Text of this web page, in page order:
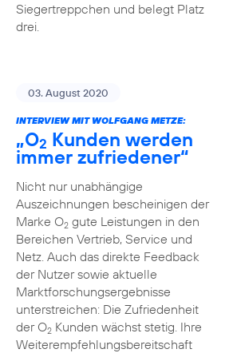
Siegertreppchen und belegt Platz
drei.
03. August 2020
INTERVIEW MIT WOLFGANG METZE:
„O2 Kunden werden
immer zufriedener“
Nicht nur unabhängige
Auszeichnungen bescheinigen der
Marke O2gute Leistungen in den
Bereichen Vertrieb, Service und
Netz. Auch das direkte Feedback
der Nutzer sowie aktuelle
Marktforschungsergebnisse
unterstreichen: Die Zufriedenheit
der O2Kunden wächst stetig. Ihre
Weiterempfehlungsbereitschaft